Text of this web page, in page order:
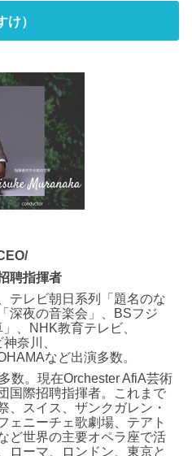
）
聘指揮者
テレビ朝日系列「題名のな
深夜の音楽会」、BSフジ
、NHK教育テレビ、
奈川、
など出演多数。
数。現在Orchester AfiA芸術
国際招聘指揮者。これまで
、スイス、ザンクガレン・
ェニーチェ歌劇場、テアト
ど世界の主要オペラ座で活
ローマ、ロンドン、東京と